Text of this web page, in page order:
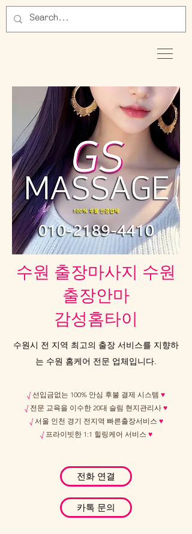
수원 출장마사지 수원
출장안마
감성홈타이
수원시 전 지역 최고의 출장 서비스를 지향하
는 수원 홈케어 전문 업체입니다.
√ 선입금없는 100% 안심 후불 결제 시스템 ♥
√ 전문 교육을 이수한 20대 슬림 현지관리사 ♥
√서울 인천 경기 전지역 빠른출장서비스 ♥
√ 프라이빗한 1:1 힐링케어 서비스 ♥
전화 연결
카톡 문의